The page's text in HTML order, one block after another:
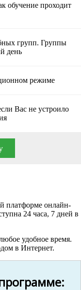
обучение проходит
групп. Группы
день
режиме
Вас не устроило
платформе онлайн-
24 часа, 7 дней в
удобное время.
в Интернет.